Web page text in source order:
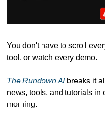
You don't have to scroll
tool, or watch every demo.
The Rundown AI breaks it
news, tools, and tutorials in
morning.